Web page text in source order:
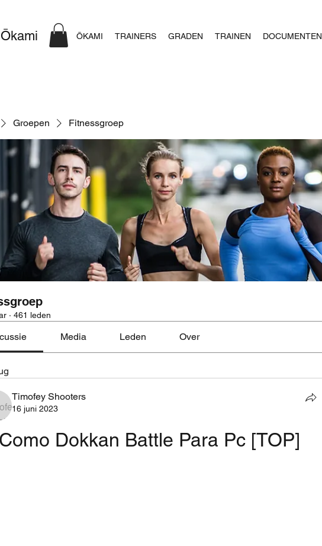
ŌKAMI TRAINERS GRADEN TRAINEN DOCUMENTEN
Groepen Fitnessgroep
· 461 leden
Media Leden Over
Timofey Shooters
16 juni 2023
Como Dokkan Battle Para Pc [TOP]